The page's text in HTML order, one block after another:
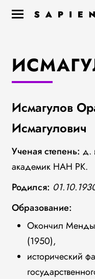
Исмагулов
Исмагулович
Ученая степень: д.
академик НАН РК.
Родился:
Образование:
Окончил
(1950),
исторический